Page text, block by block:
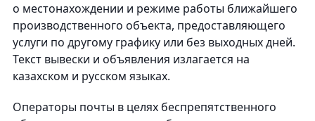
о местонахождении и режиме работы ближайшего
производственного объекта, предоставляющего
услуги по другому графику или без выходных дней.
Текст вывески и объявления излагается на
казахском и русском языках.
Операторы почты в целях беспрепятственного